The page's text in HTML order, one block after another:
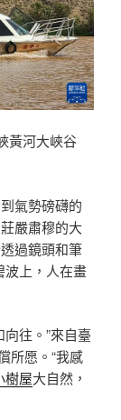
黃河大峽谷
氣勢磅礴的
嚴肅穆的大
過鏡頭和筆
波上，人在畫
往。”來自臺
所愿。“我感
樹屋大自然，